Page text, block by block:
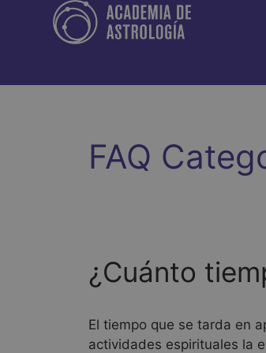
FAQ
¿Cuánto
El tiempo que se tarda en
actividades espirituales la